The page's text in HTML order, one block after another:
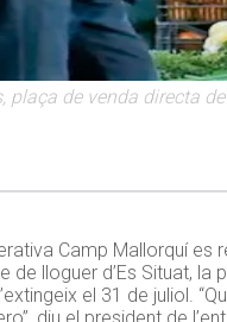
plaça de venda directa
Camp Mallorquí es
de lloguer d’Es Situat,
el 31 de juliol.